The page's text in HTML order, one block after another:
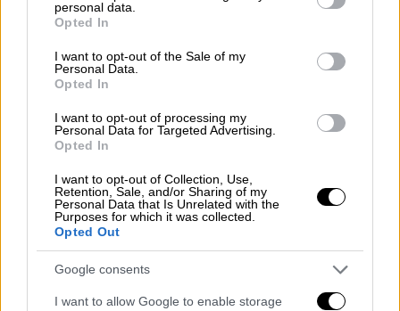
grant or deny consent to Google and its third-party tags to
use your data for below specified purposes in below Google
consent section.
personal data.
Opted In
I want to opt-out of the Sale of my
Personal Data.
Opted In
I want to opt-out of processing my
Personal Data for Targeted Advertising.
Opted In
I want to opt-out of Collection, Use,
Retention, Sale, and/or Sharing of my
Personal Data that Is Unrelated with the
Purposes for which it was collected.
Opted Out
Google consents
I want to allow Google to enable storage
κατέσχεσαν το υλικό. Και συνεχίζει το
δελτίο Τύπου του
ισραηλινές αρχές να επιστρέψουν τον
εξοπλισμό μας και να μας επιτρέψουν να
μετάδοσή μας, ώστε να μπορέσουμε να
συνεχίσουμε να παρέχουμε» αυτές τις
«σημαντικές εικόνες σε χιλιάδες μέσα
ενημέρωσης σε όλο τον κόσμο».
https://twitter.com/AP/status/1792905027331
265001
Η απάντηση του Ισραήλ